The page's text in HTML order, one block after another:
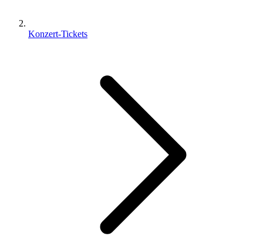
Konzert-Tickets